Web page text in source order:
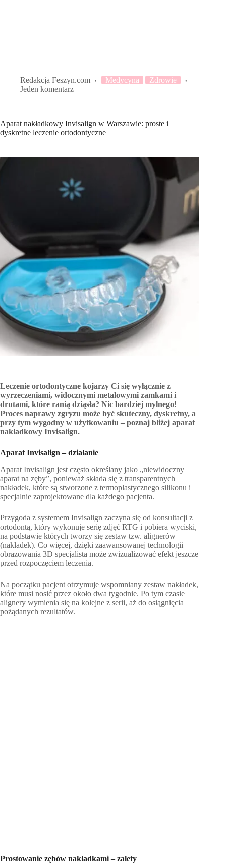
Redakcja Feszyn.com Medycyna
Zdrowie
Jeden komentarz
Aparat nakładkowy Invisalign w Warszawie: proste i
dyskretne leczenie ortodontyczne
Leczenie ortodontyczne kojarzy Ci się wyłącznie z
wyrzeczeniami, widocznymi metalowymi zamkami i
drutami, które ranią dziąsła? Nic bardziej mylnego!
Proces naprawy zgryzu może być skuteczny, dyskretny, a
przy tym wygodny w użytkowaniu – poznaj bliżej aparat
nakładkowy Invisalign.
Aparat Invisalign – działanie
Aparat Invisalign jest często określany jako „niewidoczny
aparat na zęby”, ponieważ składa się z transparentnych
nakładek, które są stworzone z termoplastycznego silikonu i
specjalnie zaprojektowane dla każdego pacjenta.
Przygoda z systemem Invisalign zaczyna się od konsultacji z
ortodontą, który wykonuje serię zdjęć RTG i pobiera wyciski,
na podstawie których tworzy się zestaw tzw. alignerów
(nakładek). Co więcej, dzięki zaawansowanej technologii
obrazowania 3D specjalista może zwizualizować efekt jeszcze
przed rozpoczęciem leczenia.
Na początku pacjent otrzymuje wspomniany zestaw nakładek,
które musi nosić przez około dwa tygodnie. Po tym czasie
alignery wymienia się na kolejne z serii, aż do osiągnięcia
pożądanych rezultatów.
Prostowanie zębów nakładkami – zalety